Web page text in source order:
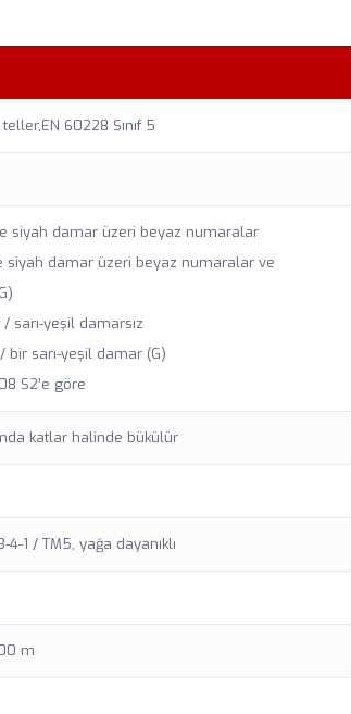
60228 Sınıf 5
siyah damar üzeri beyaz numaralar
siyah damar üzeri beyaz numaralar ve
sarı-yeşil damarsız
bir sarı-yeşil damar (G)
S2’e göre
katlar halinde bükülür
4-1 / TM5, yağa dayanıklı
m